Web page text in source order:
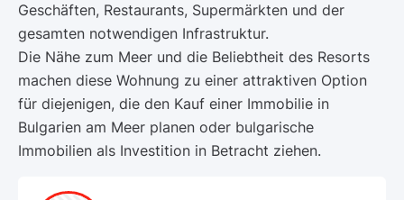
Geschäften, Restaurants, Supermärkten und der
gesamten notwendigen Infrastruktur.
Die Nähe zum Meer und die Beliebtheit des Resorts
machen diese Wohnung zu einer attraktiven Option
für diejenigen, die den Kauf einer Immobilie in
Bulgarien am Meer planen oder bulgarische
Immobilien als Investition in Betracht ziehen.